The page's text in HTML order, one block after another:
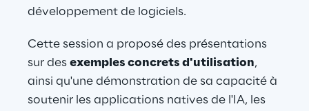
développement de logiciels.
Cette session a proposé des présentations
sur des exemples concrets d'utilisation,
ainsi qu'une démonstration de sa capacité à
soutenir les applications natives de l'IA, les